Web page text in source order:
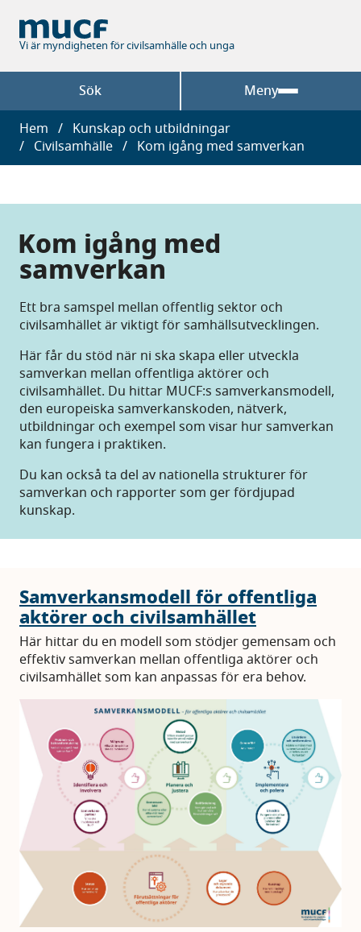
huvudinnehåll
Vi är myndigheten för civilsamhälle och unga
Sök Meny
Länkstig
Hem
Kunskap och utbildningar
Civilsamhälle
Kom igång med samverkan
Kom igång med
samverkan
Ett bra samspel mellan offentlig sektor och
civilsamhället är viktigt för samhällsutvecklingen.
Här får du stöd när ni ska skapa eller utveckla
samverkan mellan offentliga aktörer och
civilsamhället. Du hittar MUCF:s samverkansmodell,
den europeiska samverkanskoden, nätverk,
utbildningar och exempel som visar hur samverkan
kan fungera i praktiken.
Du kan också ta del av nationella strukturer för
samverkan och rapporter som ger fördjupad
kunskap.
Samverkansmodell för offentliga
aktörer och civilsamhället
Här hittar du en modell som stödjer gemensam och
effektiv samverkan mellan offentliga aktörer och
civilsamhället som kan anpassas för era behov.